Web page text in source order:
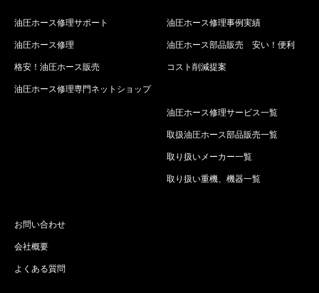
油圧ホース修理サポート
油圧ホース修理
格安！油圧ホース販売
油圧ホース修理専門ネットショップ
油圧ホース修理事例実績
油圧ホース部品販売 安い！便利
コスト削減提案
油圧ホース修理サービス一覧
取扱油圧ホース部品販売一覧
取り扱いメーカー一覧
取り扱い重機、機器一覧
お問い合わせ
会社概要
よくある質問